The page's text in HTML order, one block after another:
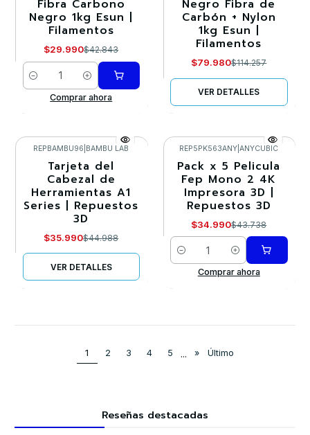
Fibra Carbono
Negro 1kg Esun |
Filamentos
$29.990$42.843
Cantidad
Comprar ahora
Agotado
Negro Fibra de
Carbón + Nylon
1kg Esun |
Filamentos
$79.980$114.257
VER DETALLES
-20%
Agotado
REPBAMBU96 BAMBU LAB
Tarjeta del
Cabezal de
Herramientas A1
Series | Repuestos
3D
$35.990$44.988
VER DETALLES
-20%
REP5PK563ANY |ANYCUBIC
Pack x 5 Pelicula
Fep Mono 2 4K
Impresora 3D |
Repuestos 3D
$34.990$43.738
Cantidad
Comprar ahora
1 2 3 4 5 ... » Último
Reseñas destacadas